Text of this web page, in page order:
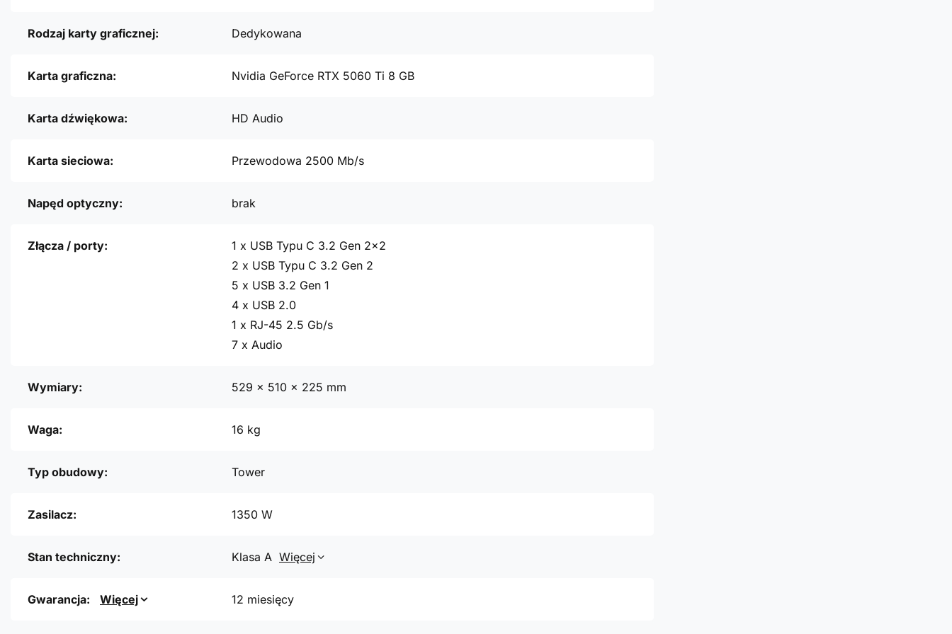
Rodzaj karty graficznej: Dedykowana
Karta graficzna: Nvidia GeForce RTX 5060 Ti 8 GB
Karta dźwiękowa: HD Audio
Karta sieciowa: Przewodowa 2500 Mb/s
Napęd optyczny: brak
Złącza / porty:
1 x USB Typu C 3.2 Gen 2x2
2 x USB Typu C 3.2 Gen 2
5 x USB 3.2 Gen 1
4 x USB 2.0
1 x RJ-45 2.5 Gb/s
7 x Audio
Wymiary: 529 x 510 x 225 mm
Waga: 16 kg
Typ obudowy: Tower
Zasilacz: 1350 W
Stan techniczny: Klasa A Więcej
Gwarancja: Więcej 12 miesięcy